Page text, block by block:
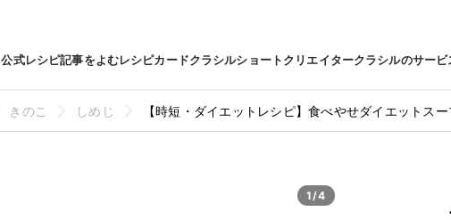
公式レシピ記事をよむレシピカードクラシルショートクリエイタークラシルのサービ
きのこ しめじ 【時短・ダイエットレシピ】食べやせダイエットスー
1/4